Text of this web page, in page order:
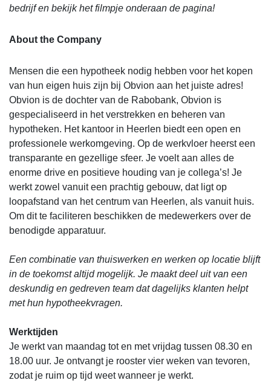
bedrijf en bekijk het filmpje onderaan de pagina!
About the Company
Mensen die een hypotheek nodig hebben voor het kopen
van hun eigen huis zijn bij Obvion aan het juiste adres!
Obvion is de dochter van de Rabobank, Obvion is
gespecialiseerd in het verstrekken en beheren van
hypotheken. Het kantoor in Heerlen biedt een open en
professionele werkomgeving. Op de werkvloer heerst een
transparante en gezellige sfeer. Je voelt aan alles de
enorme drive en positieve houding van je collega’s! Je
werkt zowel vanuit een prachtig gebouw, dat ligt op
loopafstand van het centrum van Heerlen, als vanuit huis.
Om dit te faciliteren beschikken de medewerkers over de
benodigde apparatuur.
Een combinatie van thuiswerken en werken op locatie blijft
in de toekomst altijd mogelijk. Je maakt deel uit van een
deskundig en gedreven team dat dagelijks klanten helpt
met hun hypotheekvragen.
Werktijden
Je werkt van maandag tot en met vrijdag tussen 08.30 en
18.00 uur. Je ontvangt je rooster vier weken van tevoren,
zodat je ruim op tijd weet wanneer je werkt.